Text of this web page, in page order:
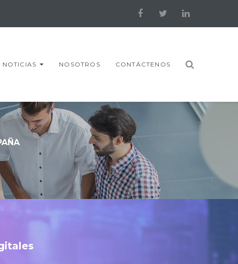
FacebookTwitterLinkedIn
NOTICIAS NOSOTROS CONTÁCTENOS